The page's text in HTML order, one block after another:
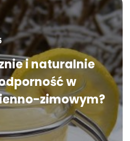
i naturalnie
w
zimowym?